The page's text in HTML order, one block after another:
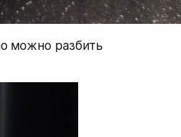
можно разбить